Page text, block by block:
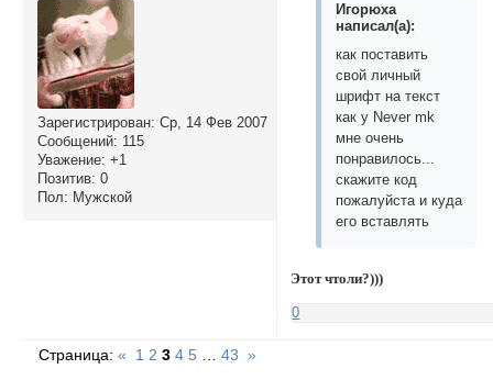
Зарегистрирован: Ср, 14 Фев 2007
Сообщений: 115
Уважение: +1
Позитив: 0
Пол: Мужской
Игорюха
написал(а):
как поставить
свой личный
шрифт на текст
как у Never mk
мне очень
понравилось...
скажите код
пожалуйста и куда
его вставлять
Этот чтоли?)))
0
Страница:« 1 2 3 4 5 … 43 »